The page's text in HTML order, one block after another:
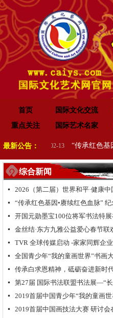
最新公告：
2026-02-13
2026（第二届）世界和平·健康中国|全球华人福运五洲·世界和平祈愿盛典暨全球华侨华人送“福”活动
首页 国际文化交流
重点关注
国际艺术名家
综合新闻
넷
넷
넷
넷
넷
넷
넷
넷
넷
넷